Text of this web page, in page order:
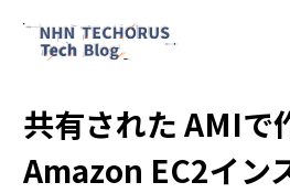
AWS
共有された AMIで
Amazon EC2イン